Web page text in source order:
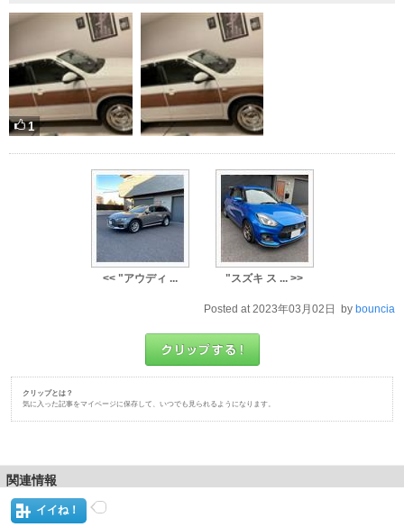
1
<< "アウディ ... "スズキ ス ... >>
Posted at 2023年03月02日 by bouncia
クリップとは？
気に入った記事をマイページに保存して、いつでも見られるようになります。
関連情報
イイね！